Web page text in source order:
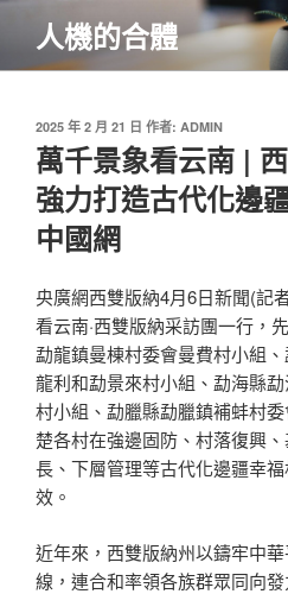
主
人機的合體
發
佈
於
2025 年 2 月 21 日 作者: ADMIN
萬千景象看云南 |
強力打造古代化邊
中國網
央廣網西雙版納4月6日新聞(記
看云南·西雙版納采訪團一行，
勐龍鎮曼棟村委會曼費村小組
龍利和勐景來村小組、勐海縣
村小組、勐臘縣勐臘鎮補蚌村
楚各村在強邊固防、村落復興
長、下層管理等古代化邊疆幸
效。
近年來，西雙版納州以鑄牢中
線，連合和率領各族群眾同向